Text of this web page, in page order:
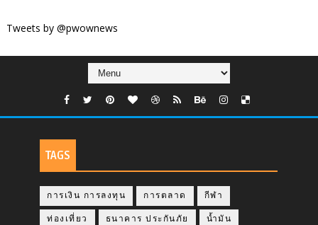
Tweets by @pwownews
TAGS
การเงิน การลงทุน การตลาด กีฬา
ท่องเที่ยว ธนาคาร ประกันภัย น้ำมัน